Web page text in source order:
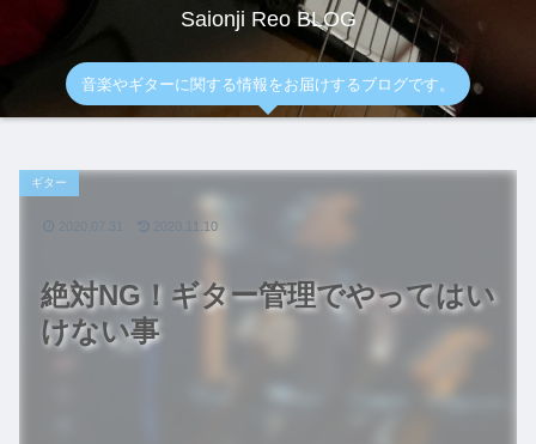
Saionji Reo BLOG
音楽やギターに関する情報をお届けするブログです。
絶対NG！ギター管理でやってはい
けない事
ギター
2020.11.10